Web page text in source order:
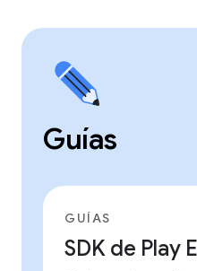
Guías
GUÍAS
SDK de Play